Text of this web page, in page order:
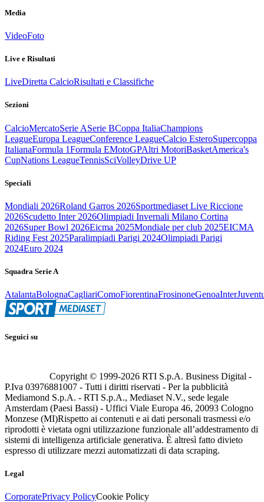
Media
VideoFoto
Live e Risultati
LiveDiretta CalcioRisultati e Classifiche
Sezioni
CalcioMercatoSerie ASerie BCoppa ItaliaChampions
LeagueEuropa LeagueConference LeagueCalcio EsteroSupercoppa
ItalianaFormula 1Formula EMotoGPAltri MotoriBasketAmerica's
CupNations LeagueTennisSciVolleyDrive UP
Speciali
Mondiali 2026Roland Garros 2026Sportmediaset Live Riccione
2026Scudetto Inter 2026Olimpiadi Invernali Milano Cortina
2026Super Bowl 2026Eicma 2025Mondiale per club 2025EICMA
Riding Fest 2025Paralimpiadi Parigi 2024Olimpiadi Parigi
2024Euro 2024
Squadra Serie A
AtalantaBolognaCagliariComoFiorentinaFrosinoneGenoaInter
Seguici su
Copyright © 1999-2026 RTI S.p.A. Business Digital -
P.Iva 03976881007 - Tutti i diritti riservati - Per la pubblicità
Mediamond S.p.A. - RTI S.p.A., Mediaset N.V., sede legale
Amsterdam (Paesi Bassi) - Uffici Viale Europa 46, 20093 Cologno
Monzese (MI)Rispetto ai contenuti e ai dati personali trasmessi e/o
riprodotti è vietata ogni utilizzazione funzionale all’addestramento di
sistemi di intelligenza artificiale generativa. È altresì fatto divieto
espresso di utilizzare mezzi automatizzati di data scraping.
Legal
CorporatePrivacy PolicyCookie Policy